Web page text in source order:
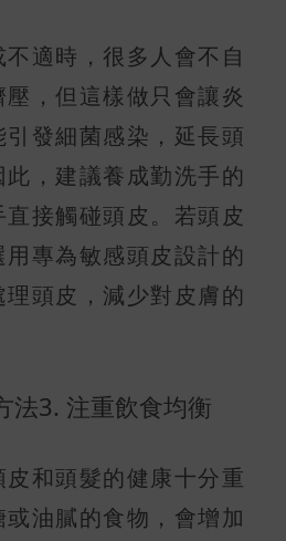
適時，很多人會不自
，但這樣做只會讓炎
發細菌感染，延長頭
，建議養成勤洗手的
接觸碰頭皮。若頭皮
專為敏感頭皮設計的
頭皮，減少對皮膚的
法3. 注重飲食均衡
和頭髮的健康十分重
油膩的食物，會增加